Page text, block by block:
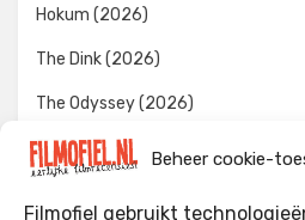
Beheer cookie-
Filmofiel gebruikt
Hokum (2026)
The Dink (2026)
The Odyssey (2026)
Evil Dead Burn (2026)